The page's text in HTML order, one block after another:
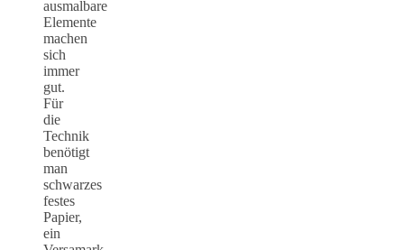
ausmalbare
Elemente
machen
sich
immer
gut.
Für
die
Technik
benötigt
man
schwarzes
festes
Papier,
ein